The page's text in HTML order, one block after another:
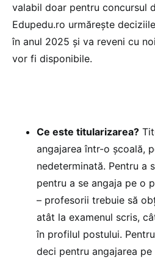
valabil doar pentru concursul
Edupedu.ro urmărește
în anul 2025 și va reveni cu
vor fi disponibile.
Ce este titularizarea?
angajarea într-o școală,
nedeterminată. Pentru a
pentru a se angaja pe o
– profesorii trebuie să
atât la examenul scris,
în profilul postului.
deci pentru angajarea